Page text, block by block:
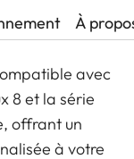
À
avec
8 et la série
offrant un
à votre